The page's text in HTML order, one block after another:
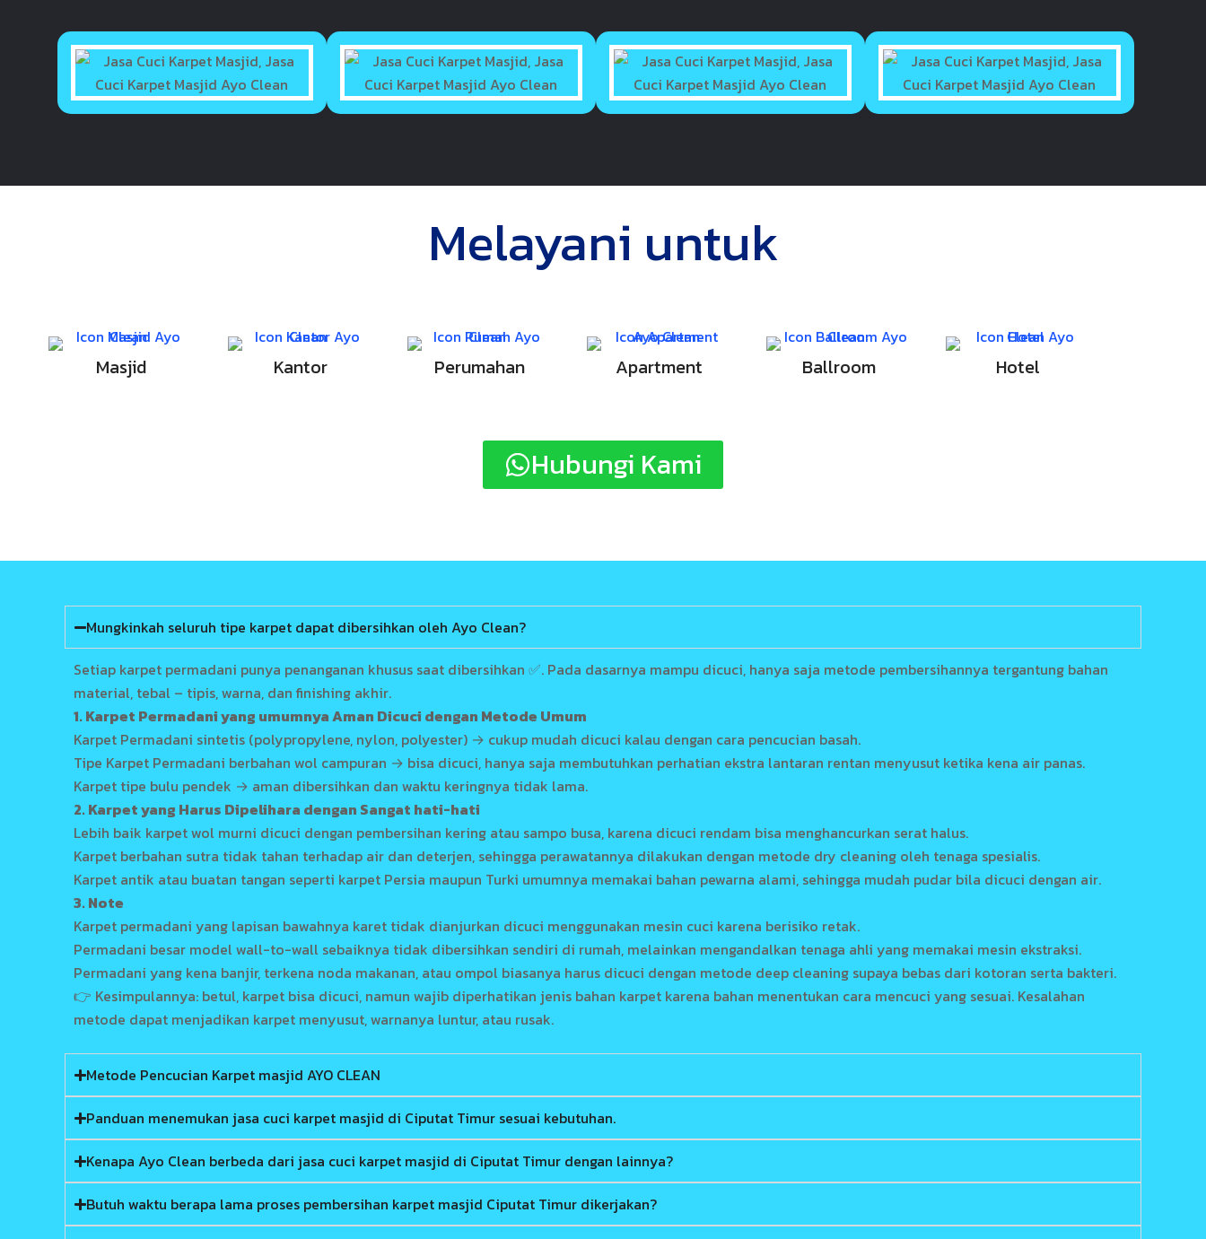
Melayani untuk
Masjid Kantor Perumahan Apartment Ballroom Hotel
Hubungi Kami
Mungkinkah seluruh tipe karpet dapat dibersihkan oleh Ayo Clean?
Setiap karpet permadani punya penanganan khusus saat dibersihkan ✅. Pada dasarnya mampu dicuci, hanya saja metode pembersihannya tergantung bahan
material, tebal – tipis, warna, dan finishing akhir.
1. Karpet Permadani yang umumnya Aman Dicuci dengan Metode Umum
Karpet Permadani sintetis (polypropylene, nylon, polyester) → cukup mudah dicuci kalau dengan cara pencucian basah.
Tipe Karpet Permadani berbahan wol campuran → bisa dicuci, hanya saja membutuhkan perhatian ekstra lantaran rentan menyusut ketika kena air panas.
Karpet tipe bulu pendek → aman dibersihkan dan waktu keringnya tidak lama.
2. Karpet yang Harus Dipelihara dengan Sangat hati-hati
Lebih baik karpet wol murni dicuci dengan pembersihan kering atau sampo busa, karena dicuci rendam bisa menghancurkan serat halus.
Karpet berbahan sutra tidak tahan terhadap air dan deterjen, sehingga perawatannya dilakukan dengan metode dry cleaning oleh tenaga spesialis.
Karpet antik atau buatan tangan seperti karpet Persia maupun Turki umumnya memakai bahan pewarna alami, sehingga mudah pudar bila dicuci dengan air.
3. Note
Karpet permadani yang lapisan bawahnya karet tidak dianjurkan dicuci menggunakan mesin cuci karena berisiko retak.
Permadani besar model wall-to-wall sebaiknya tidak dibersihkan sendiri di rumah, melainkan mengandalkan tenaga ahli yang memakai mesin ekstraksi.
Permadani yang kena banjir, terkena noda makanan, atau ompol biasanya harus dicuci dengan metode deep cleaning supaya bebas dari kotoran serta bakteri.
👉 Kesimpulannya: betul, karpet bisa dicuci, namun wajib diperhatikan jenis bahan karpet karena bahan menentukan cara mencuci yang sesuai. Kesalahan
metode dapat menjadikan karpet menyusut, warnanya luntur, atau rusak.
Metode Pencucian Karpet masjid AYO CLEAN
Panduan menemukan jasa cuci karpet masjid di Ciputat Timur sesuai kebutuhan.
Kenapa Ayo Clean berbeda dari jasa cuci karpet masjid di Ciputat Timur dengan lainnya?
Butuh waktu berapa lama proses pembersihan karpet masjid Ciputat Timur dikerjakan?